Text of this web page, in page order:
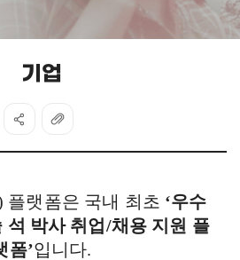
기업
랫폼은 국내 최초 ‘우수
석 박사 취업/채용 지원 플
폼’입니다.